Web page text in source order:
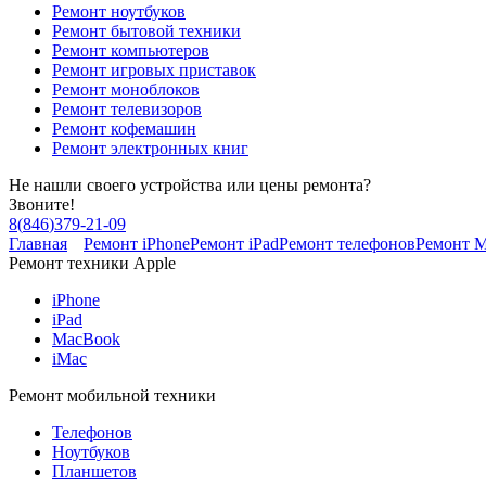
Ремонт ноутбуков
Ремонт бытовой техники
Ремонт компьютеров
Ремонт игровых приставок
Ремонт моноблоков
Ремонт телевизоров
Ремонт кофемашин
Ремонт электронных книг
Не нашли своего устройства или цены ремонта?
Звоните!
8(846)379-21-09
Главная
Ремонт iPhoneРемонт iPadРемонт телефоновРемонт
Ремонт техники Apple
iPhone
iPad
MacBook
iMac
Ремонт мобильной техники
Телефонов
Ноутбуков
Планшетов